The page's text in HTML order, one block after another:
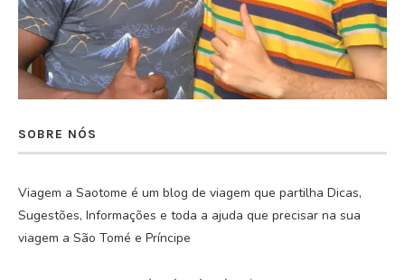
SOBRE NÓS
Viagem a Saotome é um blog de viagem que partilha Dicas,
Sugestões, Informações e toda a ajuda que precisar na sua
viagem a São Tomé e Príncipe